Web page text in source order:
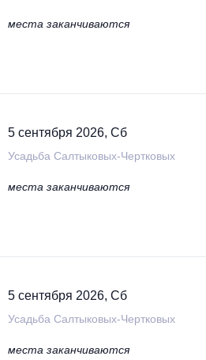
места заканчиваются
5 сентября 2026, Сб
Усадьба Салтыковых-Чертковых
места заканчиваются
5 сентября 2026, Сб
Усадьба Салтыковых-Чертковых
места заканчиваются